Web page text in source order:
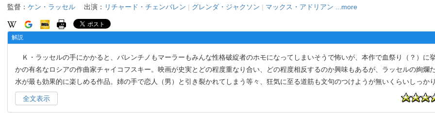
監督： ケン・ラッセル 出演： リチャード・チェンバレン | グレンダ・ジャクソン | マックス・アドリアン ...more
解説
Ｋ・ラッセルの手にかかると、バレンチノもマーラーもみんな性格破綻者のホモになってしまいそうで怖いが、本作で血祭り（？）に
かの有名なロシアの作曲家チャイコフスキー。映画が史実とどの程度重なり合い、どの程度相反するのか興味もあるが、ラッセルの絢爛
水が最も効果的に楽しめる作品。姉の手で恋人（男）と引き裂かれてしまう等々、狂気に至る道筋も文句のつけようが無いくらいしっか
全文表示